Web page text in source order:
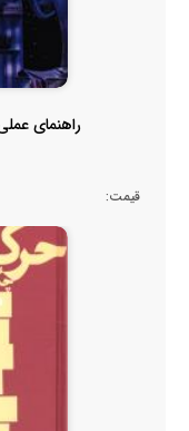
راهنمای
قیمت: